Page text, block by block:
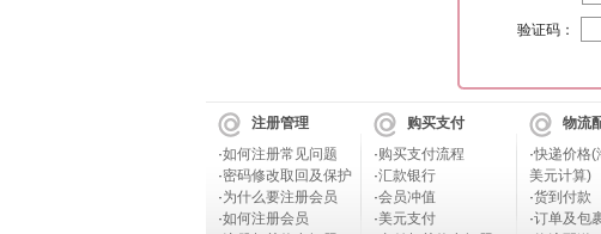
验证码：
注册管理
·如何注册常见问题
·密码修改取回及保护
·为什么要注册会员
·如何注册会员
购买支付
·购买支付流程
·汇款银行
·会员冲值
·美元支付
物流
·快递价格(
美元计算)
·货到付款
·订单及包